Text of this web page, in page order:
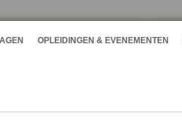
OPLEIDINGEN & EVENEMENTEN